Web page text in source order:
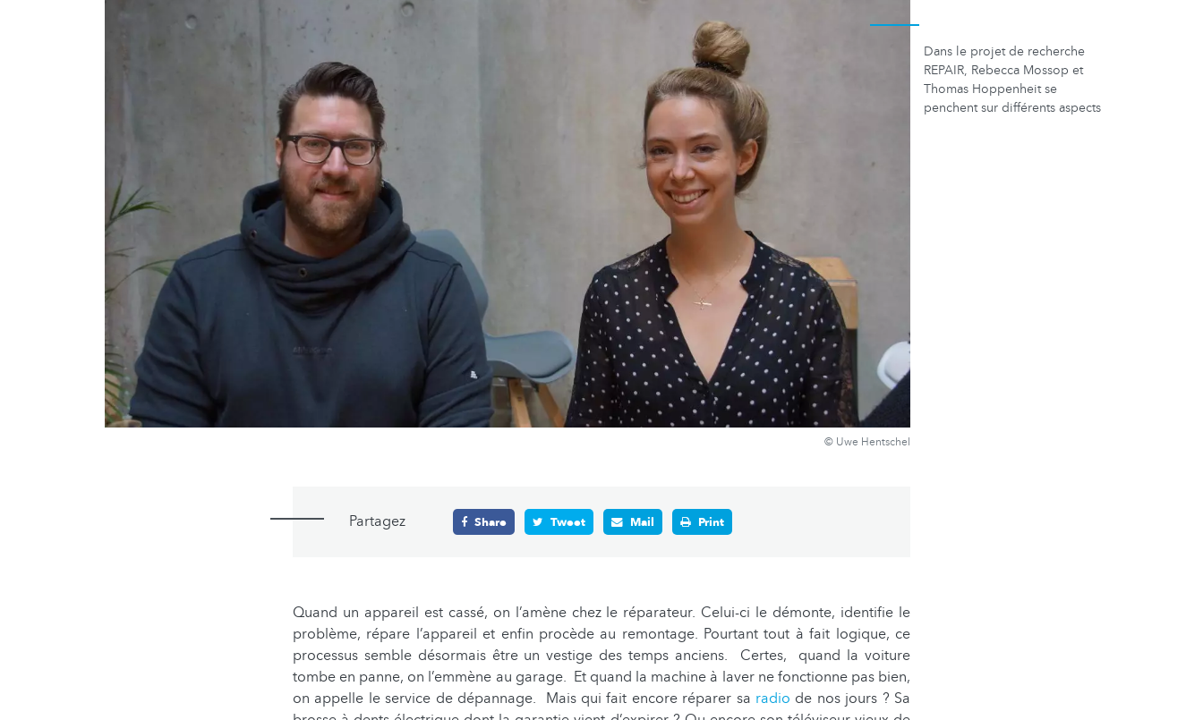
© Uwe Hentschel
Dans le projet de recherche
REPAIR, Rebecca Mossop et
Thomas Hoppenheit se
penchent sur différents aspects
Partagez Share Tweet Mail Print
Quand un appareil est cassé, on l’amène chez le réparateur. Celui-ci le démonte, identifie le
problème, répare l’appareil et enfin procède au remontage. Pourtant tout à fait logique, ce
processus semble désormais être un vestige des temps anciens. Certes, quand la voiture
tombe en panne, on l’emmène au garage. Et quand la machine à laver ne fonctionne pas bien,
on appelle le service de dépannage. Mais qui fait encore réparer sa radio de nos jours ? Sa